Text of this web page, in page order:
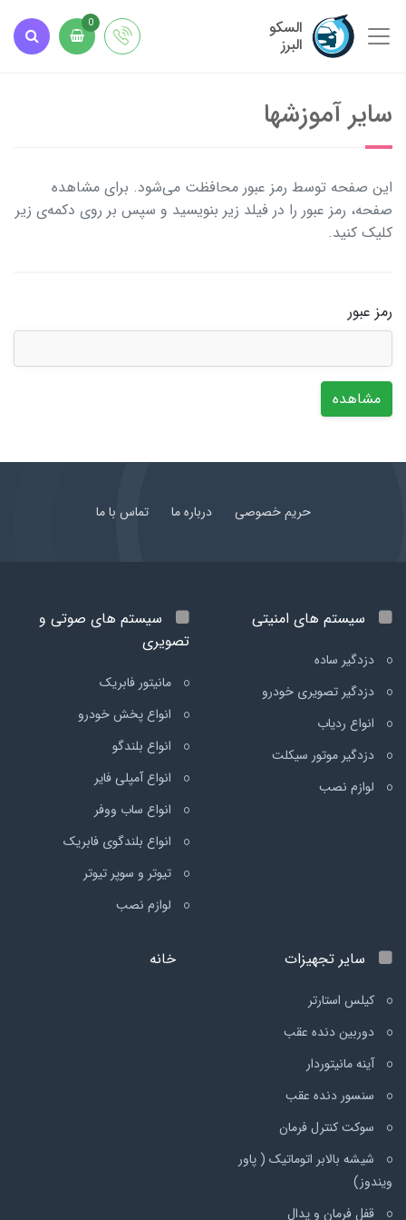
السکو
البرز
0
سایر آموزشها
این صفحه توسط رمز عبور محافظت می‌شود. برای مشاهده
صفحه، رمز عبور را در فیلد زیر بنویسید و سپس بر روی دکمه‌ی زیر
کلیک کنید.
رمز عبور
مشاهده
حریم خصوصی درباره ما تماس با ما
سیستم های امنیتی
دزدگیر ساده
دزدگیر تصویری خودرو
انواع ردیاب
دزدگیر موتور سیکلت
لوازم نصب
سیستم های صوتی و
تصویری
مانیتور فابریک
انواع پخش خودرو
انواع بلندگو
انواع آمپلی فایر
انواع ساب ووفر
انواع بلندگوی فابریک
تیوتر و سوپر تیوتر
لوازم نصب
سایر تجهیزات
کیلس استارتر
دوربین دنده عقب
آینه مانیتوردار
سنسور دنده عقب
سوکت کنترل فرمان
شیشه بالابر اتوماتیک ( پاور
ویندوز)
قفل فرمان و پدال
خانه